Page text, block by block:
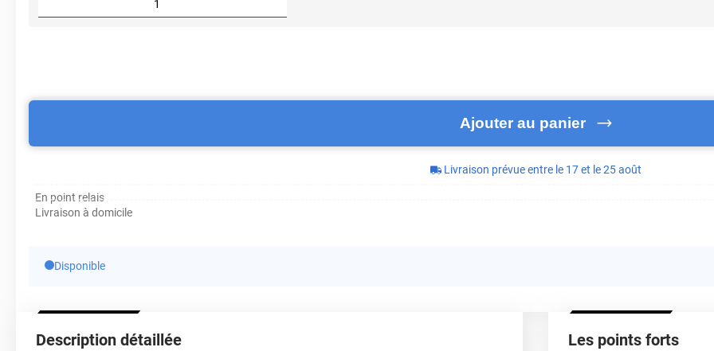
Ajouter au panier
Livraison prévue entre le 17 et le 25 août
En point relais
Livraison à domicile
Disponible
Description détaillée Les points forts